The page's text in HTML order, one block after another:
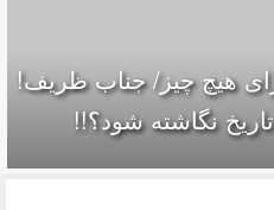
هیچ چیز/ جناب ظریف!
نگاشته شود؟!!